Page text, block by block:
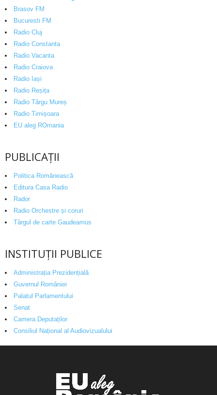
Brasov FM
Bucuresti FM
Radio Cluj
Radio Constanta
Radio Vacanta
Radio Craiova
Radio Iași
Radio Reșița
Radio Târgu Mureș
Radio Timișoara
EU aleg ROmania
PUBLICAȚII
Politica Românească
Editura Casa Radio
Rador
Radio Orchestre și coruri
Târgul de carte Gaudeamus
INSTITUȚII PUBLICE
Administrația Prezidențială
Guvernul României
Palatul Parlamentului
Senat
Camera Deputaților
Consiliul Național al Audiovizualului